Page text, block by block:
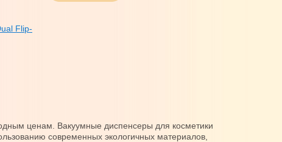
Flip-
ценам. Вакуумные диспенсеры для косметики
современных экологичных материалов,